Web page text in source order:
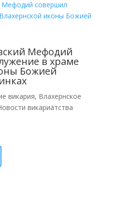
Мефодий
в храме
Божией
викария, Влахернское
викариатства